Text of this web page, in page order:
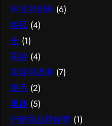
科技與創新 (6)
移民 (4)
美 (1)
美容 (4)
美容與護膚 (7)
脫毛 (2)
興趣 (5)
行銷與品牌經營 (1)